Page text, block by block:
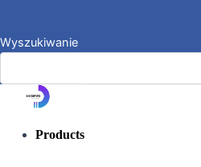
Wyszukiwanie
Products